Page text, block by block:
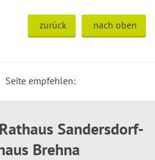
zurück nach oben
Seite empfehlen:
Sandersdorf-
Brehna